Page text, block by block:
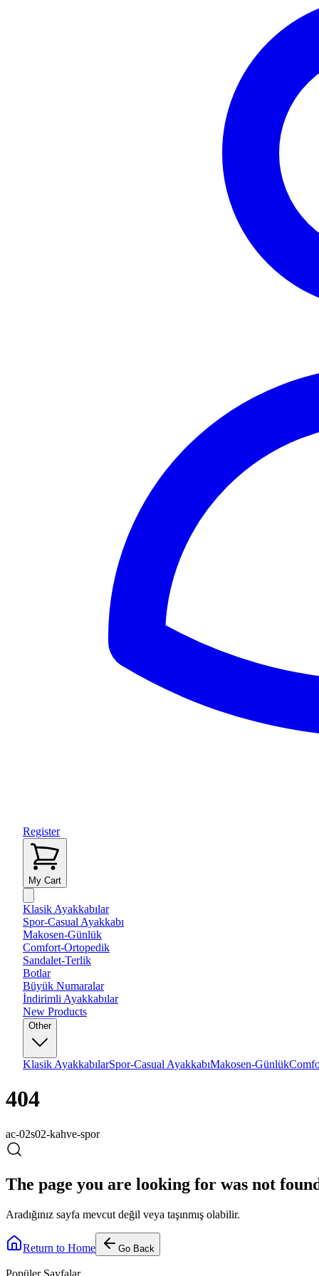
Register
My Cart
Klasik Ayakkabılar
Spor-Casual Ayakkabı
Makosen-Günlük
Comfort-Ortopedik
Sandalet-Terlik
Botlar
Büyük Numaralar
İndirimli Ayakkabılar
New Products
Other
Klasik AyakkabılarSpor-Casual AyakkabıMakosen-Günlük
404
ac-02s02-kahve-spor
The page you are looking for was not
Aradığınız sayfa mevcut değil veya taşınmış olabilir.
Return to Home Go Back
Popüler Sayfalar